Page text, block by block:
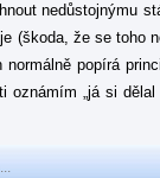
nedůstojnýmu
(škoda, že se
popírá
„já si